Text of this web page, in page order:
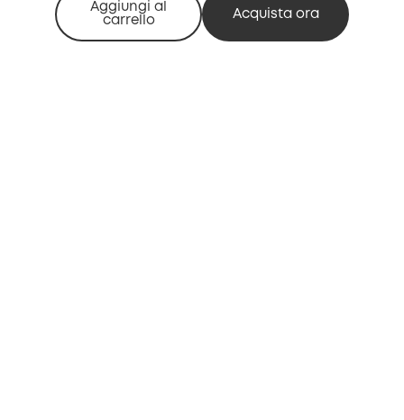
Aggiungi al
carrello
Acquista ora